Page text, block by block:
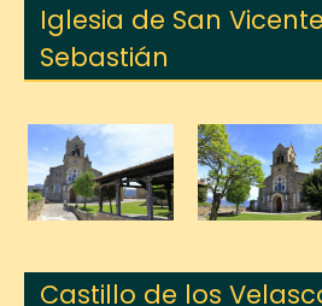
Iglesia de San
Sebastián
Castillo de los